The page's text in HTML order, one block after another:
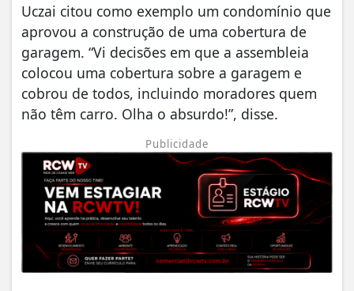
Uczai citou como exemplo um condomínio que
aprovou a construção de uma cobertura de
garagem. “Vi decisões em que a assembleia
colocou uma cobertura sobre a garagem e
cobrou de todos, incluindo moradores quem
não têm carro. Olha o absurdo!”, disse.
Publicidade